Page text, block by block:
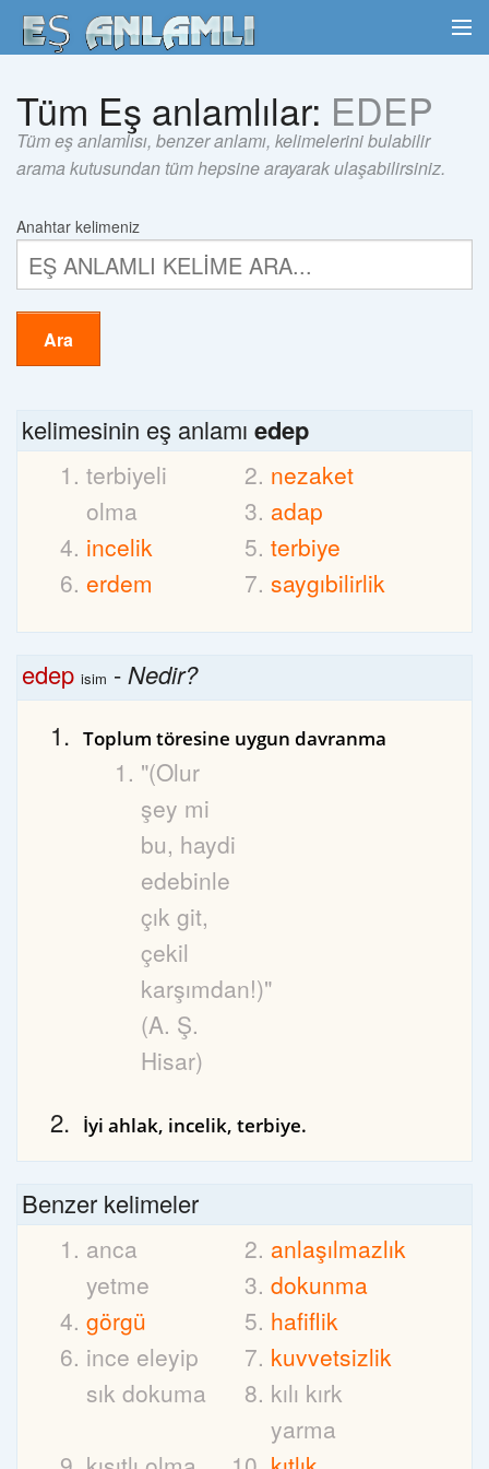
Tüm Eş anlamlılar: EDEP
Tüm eş anlamlısı, benzer anlamı, kelimelerini bulabilir
arama kutusundan tüm hepsine arayarak ulaşabilirsiniz.
Anahtar kelimeniz
Ara
kelimesinin eş anlamı edep
terbiyeli
olma
nezaket
adap
incelik
terbiye
erdem
saygıbilirlik
edep isim -Nedir?
Toplum töresine uygun davranma
"(Olur
şey mi
bu, haydi
edebinle
çık git,
çekil
karşımdan!)"
(A. Ş.
Hisar)
İyi ahlak, incelik, terbiye.
Benzer kelimeler
anca
yetme
anlaşılmazlık
dokunma
görgü
hafiflik
ince eleyip
sık dokuma
kuvvetsizlik
kılı kırk
yarma